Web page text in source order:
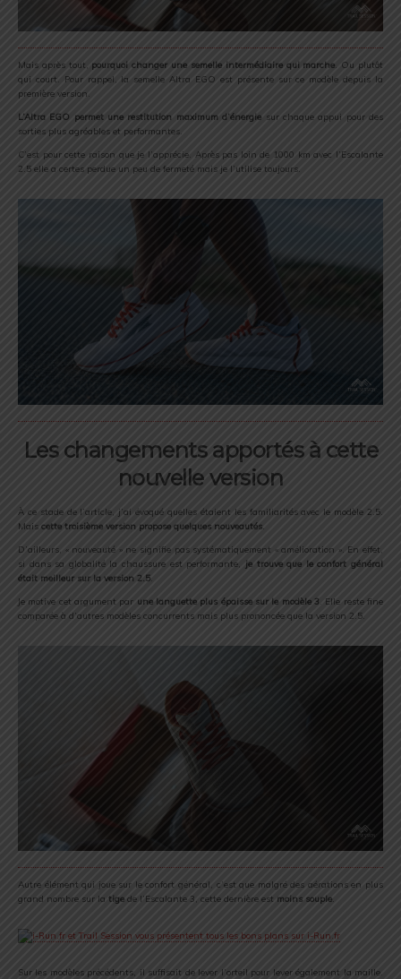
Mais après tout, pourquoi changer une semelle intermédiaire qui marche. Ou plutôt
qui court. Pour rappel, la semelle Altra EGO est présente sur ce modèle depuis la
première version.
L’Altra EGO permet une restitution maximum d’énergie sur chaque appui pour des
sorties plus agréables et performantes.
C’est pour cette raison que je l’apprécie. Après pas loin de 1000 km avec l’Escalante
2.5 elle a certes perdue un peu de fermeté mais je l’utilise toujours.
Les changements apportés à cette
nouvelle version
À ce stade de l’article, j’ai évoqué quelles étaient les familiarités avec le modèle 2.5.
Mais cette troisième version propose quelques nouveautés.
D’ailleurs, « nouveauté » ne signifie pas systématiquement « amélioration ». En effet,
si dans sa globalité la chaussure est performante, je trouve que le confort général
était meilleur sur la version 2.5.
Je motive cet argument par une languette plus épaisse sur le modèle 3 . Elle reste fine
comparée à d’autres modèles concurrents mais plus prononcée que la version 2.5.
Autre élément qui joue sur le confort général, c’est que malgré des aérations en plus
grand nombre sur la tige de l’Escalante 3, cette dernière est moins souple.
Sur les modèles précédents, il suffisait de lever l’orteil pour lever également la maille.